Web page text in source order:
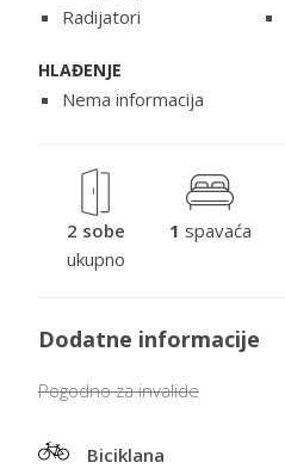
Radijatori
HLAĐENJE
Nema informacija
2 sobe
ukupno
1 spavaća
Dodatne informacije
Pogodno za invalide
Biciklana